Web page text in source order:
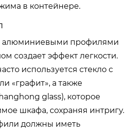
в контейнере.
алюминиевыми профилями
создает эффект легкости.
используется стекло с
«графит», а также
glass), которое
шкафа, сохраняя интригу.
должны иметь